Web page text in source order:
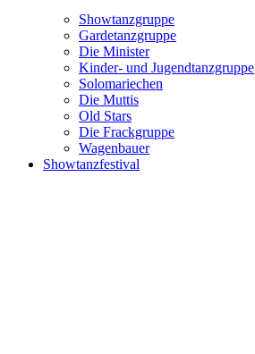
Showtanzgruppe
Gardetanzgruppe
Die Minister
Kinder- und Jugendtanzgruppe
Solomariechen
Die Muttis
Old Stars
Die Frackgruppe
Wagenbauer
Showtanzfestival